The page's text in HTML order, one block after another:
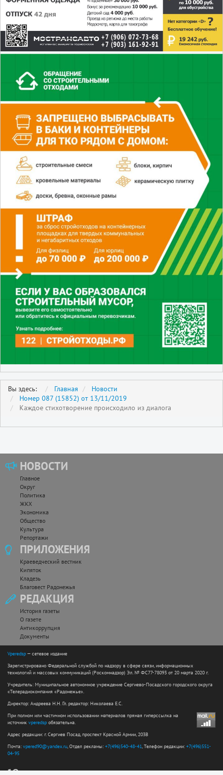
Вы здесь: Главная
Новости
Номер 087 (15852) от 13/11/2019
Каждое стихотворение происходило из диалога
НОВОСТИ
Главное
Округ
Политика
ЖКХ
Экономика
Общество
Культура
Репортажи
ПРИЛОЖЕНИЯ
Краеведческий вестник
Кипяток
Кладезь
Благовест Радонежья
РЕДАКЦИЯ
История газеты
О газете
Антикоррупция
Документы
Vperedsp — сетевое издание
Зарегистрировано Федеральной службой по надзору в сфере связи, информационных
технологий и массовых коммуникаций (Роскомнадзор) Эл. № ФС77-78093 от 20 марта 2020 г.
Учредитель: Муниципальное автономное учреждение Сергиево-Посадского городского округа
«Телерадиокомпания «Радонежье».
Директор: Андреева Н.Н. Гл. редактор: Николаева Е.С.
При полном или частичном использовании материалов прямая гиперссылка на
источник vperedsp обязательна.
Адрес редакции: г. Сергиев Посад, проспект Красной Армии, 203В
Почта: vpered90@yandex.ru, Отдел рекламы: +7(496)540-48-41, Телефон редакции: +7(496)551-
04-95